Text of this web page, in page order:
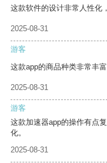
这款软件的设计非常人性化
2025-08-31
游客
这款app的商品种类非常丰
2025-08-31
游客
这款加速器app的操作有点
化。
2025-08-31